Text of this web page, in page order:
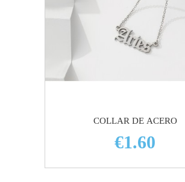
COLLAR DE ACERO
€1.60